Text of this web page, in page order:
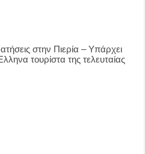
στην Πιερία – Υπάρχει
τουρίστα της τελευταίας